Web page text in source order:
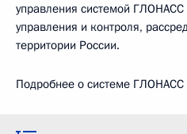
управления системой ГЛОНАСС
управления и контроля,
территории России.
Подробнее о системе ГЛОНАСС